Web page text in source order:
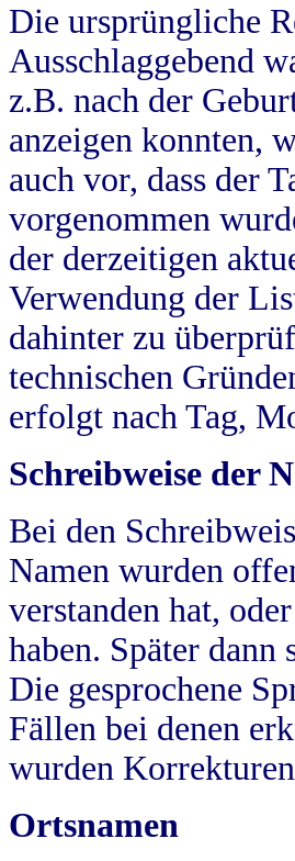
Die ursprüngliche
Ausschlaggebend
z.B. nach der
anzeigen konnten,
auch vor, dass der
vorgenommen
der derzeitigen
Verwendung der
dahinter zu
technischen
erfolgt nach Tag,
Schreibweise der
Bei den
Namen wurden
verstanden hat,
haben. Später
Die gesprochene
Fällen bei denen
wurden
Ortsnamen